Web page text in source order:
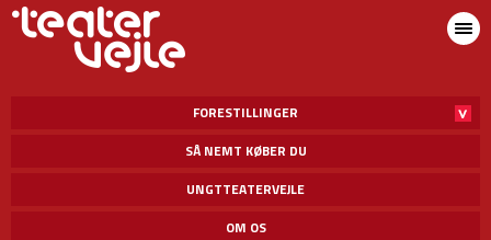
FORESTILLINGER
SÅ NEMT KØBER DU
UNGTTEATERVEJLE
OM OS